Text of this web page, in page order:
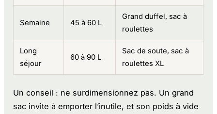
Semaine 45 à 60 L
Grand duffel, sac à
roulettes
Long
séjour
60 à 90 L
Sac de soute, sac à
roulettes XL
Un conseil : ne surdimensionnez pas. Un grand
sac invite à emporter l’inutile, et son poids à vide